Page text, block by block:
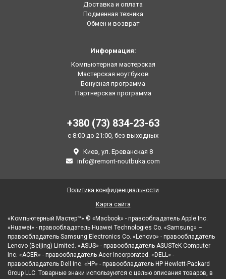
Доставка и оплата
Подменная техника
Обмен и возврат
Информация:
Компьютерная мастерская
Мастерская ноутбуков
Бонусная программа
Партнерская программа
+380 (73) 834-23-63
с 8:00 до 21:00, без выходных
Киев, ул. Ереванская 8
info@remont-noutbuka.com
«Компьютерный Мастер™» © «Macbook» - правообладатель Apple Inc.
«Huawei» - правообладатель Huawei Technologies Co. «Samsung» –
правообладатель Samsung Electronics Co. «Lenovo» - правообладатель
Lenovo (Beijing) Limited. «ASUS» - правообладатель ASUSTeK Computer
Inc. «ACER» - правообладатель Acer Incorporated. «DELL» -
правообладатель Dell Inc. «HP» - правообладатель HP Hewlett-Packard
Group LLC. Товарные знаки используются с целью описания товаров, в
Политика конфиденциальности
Карта сайта